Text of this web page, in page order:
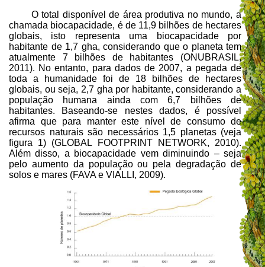
O total disponível de área produtiva no mundo, a
chamada biocapacidade, é de 11,9 bilhões de hectares
globais, isto representa uma biocapacidade por
habitante de 1,7 gha, considerando que o planeta tem
atualmente 7 bilhões de habitantes (ONUBRASIL,
2011). No entanto, para dados de 2007, a pegada de
toda a humanidade foi de 18 bilhões de hectares
globais, ou seja, 2,7 gha por habitante, considerando a
população humana ainda com 6,7 bilhões de
habitantes. Baseando-se nestes dados, é possível
afirma que para manter este nível de consumo de
recursos naturais são necessários 1,5 planetas (veja
figura 1) (GLOBAL FOOTPRINT NETWORK, 2010).
Além disso, a biocapacidade vem diminuindo – seja
pelo aumento da população ou pela degradação de
solos e mares (FAVA e VIALLI, 2009).